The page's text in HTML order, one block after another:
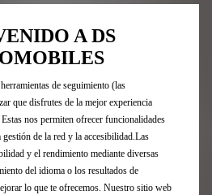
enfatiza el carácter y la
las líneas del prototipo.
en los detalles, el
Materiales y Acabados ha
toques de «Light Gold», el
PERFORMANCE y la firma de la
Line, en los
centrales de las llantas, el
A DS
de seguimiento (las
que disfrutes de la mejor experiencia
nos permiten ofrecer funcionalidades
de la red y la accesibilidad.Las
y el rendimiento mediante diversas
del idioma o los resultados de
lo que te ofrecemos. Nuestro sitio web